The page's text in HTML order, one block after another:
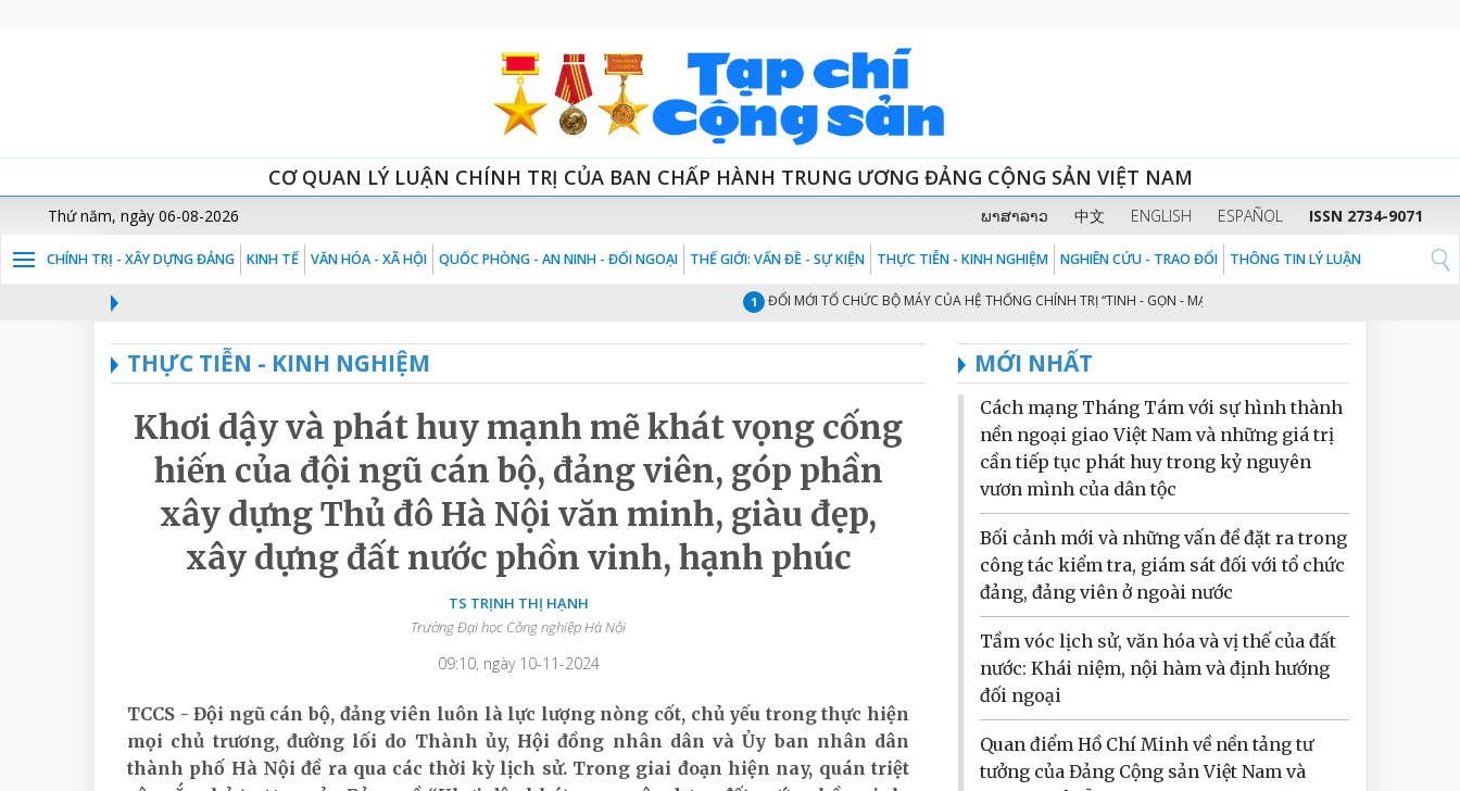
CƠ QUAN LÝ LUẬN CHÍNH TRỊ CỦA BAN CHẤP HÀNH TRUNG ƯƠNG ĐẢNG CỘNG SẢN VIỆT NAM
Thứ năm, ngày 06-08-2026 ພາສາລາວ 中文 ENGLISH ESPAÑOL ISSN 2734-9071
CHÍNH TRỊ - XÂY DỰNG ĐẢNG KINH TẾ VĂN HÓA - XÃ HỘI QUỐC PHÒNG - AN NINH - ĐỐI NGOẠI THẾ GIỚI: VẤN ĐỀ - SỰ KIỆN THỰC TIỄN - KINH NGHIỆM NGHIÊN CỨU - TRAO ĐỔI THÔNG TIN LÝ LUẬN
ĐỔI MỚI TỔ CHỨC BỘ MÁY CỦA HỆ THỐNG CHÍNH TRỊ “TINH - GỌN - MẠNH - HIỆU NĂNG - HIỆU LỰC - HIỆU QUẢ”
THỰC TIỄN - KINH NGHIỆM
Khơi dậy và phát huy mạnh mẽ khát vọng cống
hiến của đội ngũ cán bộ, đảng viên, góp phần
xây dựng Thủ đô Hà Nội văn minh, giàu đẹp,
xây dựng đất nước phồn vinh, hạnh phúc
TS TRỊNH THỊ HẠNH
Trường Đại học Công nghiệp Hà Nội
09:10, ngày 10-11-2024
TCCS - Đội ngũ cán bộ, đảng viên luôn là lực lượng nòng cốt, chủ yếu trong thực hiện
mọi chủ trương, đường lối do Thành ủy, Hội đồng nhân dân và Ủy ban nhân dân
thành phố Hà Nội đề ra qua các thời kỳ lịch sử. Trong giai đoạn hiện nay, quán triệt
MỚI NHẤT
Cách mạng Tháng Tám với sự hình thành
nền ngoại giao Việt Nam và những giá trị
cần tiếp tục phát huy trong kỷ nguyên
vươn mình của dân tộc
Bối cảnh mới và những vấn đề đặt ra trong
công tác kiểm tra, giám sát đối với tổ chức
đảng, đảng viên ở ngoài nước
Tầm vóc lịch sử, văn hóa và vị thế của đất
nước: Khái niệm, nội hàm và định hướng
đối ngoại
Quan điểm Hồ Chí Minh về nền tảng tư
tưởng của Đảng Cộng sản Việt Nam và